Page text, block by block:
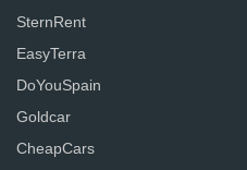
SternRent
EasyTerra
DoYouSpain
Goldcar
CheapCars